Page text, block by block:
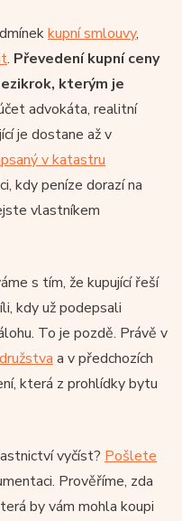
kupní smlouvy,
. Převedení kupní ceny
kterým je
advokáta, realitní
je dostane až v
v katastru
kdy peníze dorazí na
vlastníkem
s tím, že kupující řeší
kdy už podepsali
To je pozdě. Právě v
družstva a v předchozích
která z prohlídky bytu
vyčíst? Pošlete
Prověříme, zda
by vám mohla koupi